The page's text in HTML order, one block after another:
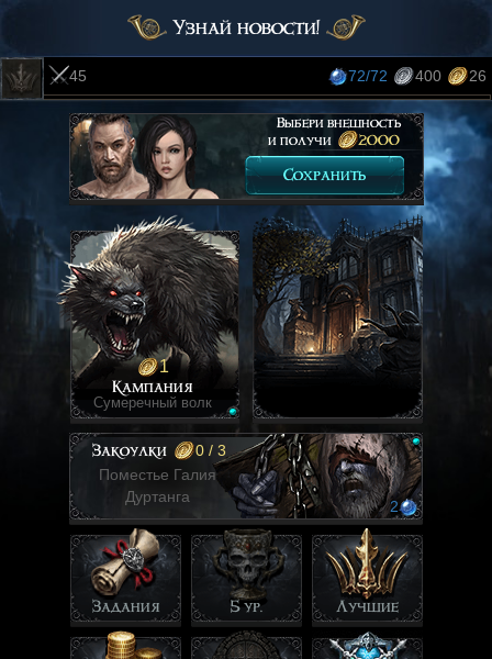
Узнай новости!
45 72/72 400 26
Выбери внешность
и получи
2000
Сохранить
1
Кампания
Сумеречный волк
Закоулки
0 / 3
Поместье Галия
Дуртанга
2
Задания 5 ур. Лучшие